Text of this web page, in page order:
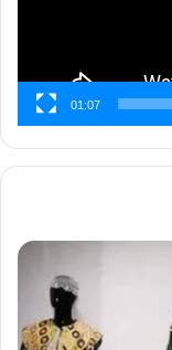
01:07